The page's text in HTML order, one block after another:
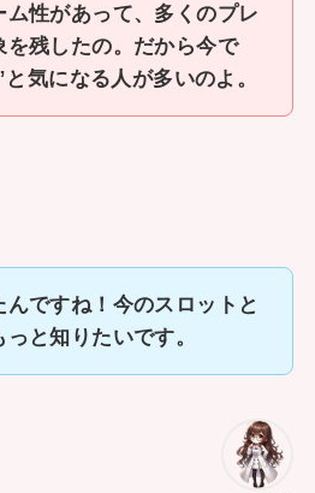
性があって、多くのプレ
を残したの。だから今で
気になる人が多いのよ。
ですね！今のスロットと
と知りたいです。